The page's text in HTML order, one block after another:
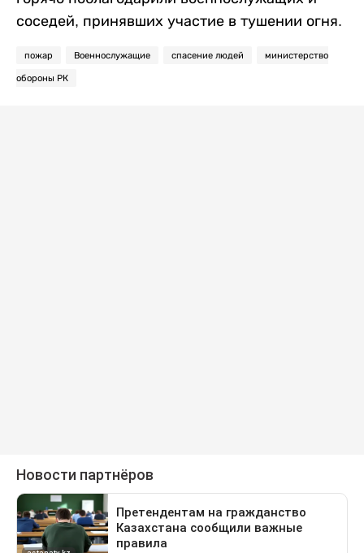
соседей, принявших участие в тушении огня.
пожар Военнослужащие спасение людей министерство
обороны РК